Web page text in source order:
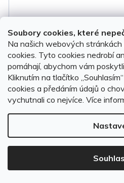
Soubory cookies, které
Na našich webových
cookies. Tyto cookies nedrobí
pomáhají, abychom vám
Kliknutím na tlačítko
cookies a předáním údajů o
vychutnali co nejvíce. Více
Ofuky oken Mitsubishi
1 299 Kč